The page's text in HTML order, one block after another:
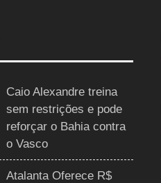
Caio Alexandre treina
sem restrições e pode
reforçar o Bahia contra
o Vasco
Atalanta Oferece R$